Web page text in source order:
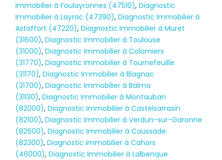
Immobilier à Foulayronnes (47510),Diagnostic
Immobilier à Layrac (47390),Diagnostic Immobilier à
Astaffort (47220),Diagnostic Immobilier à Muret
(31600),Diagnostic Immobilier à Toulouse
(31000),Diagnostic Immobilier à Colomiers
(31770),Diagnostic Immobilier à Tournefeuille
(31170),Diagnostic Immobilier à Blagnac
(31700),Diagnostic Immobilier à Balma
(31130),Diagnostic Immobilier à Montauban
(82000),Diagnostic Immobilier à Castelsarrasin
(82100),Diagnostic Immobilier à Verdun-sur-Garonne
(82600),Diagnostic Immobilier à Caussade
(82300),Diagnostic Immobilier à Cahors
(46000),Diagnostic Immobilier à Lalbenque